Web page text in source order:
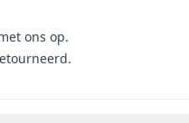
ons op.